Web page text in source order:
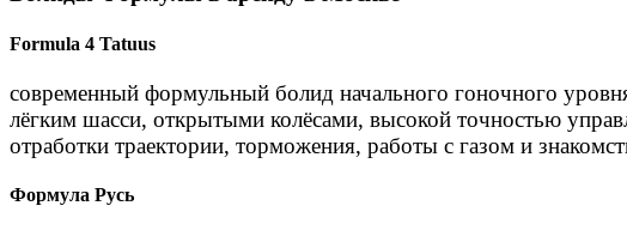
Formula 4 Tatuus
современный формульный болид начального гоночного
лёгким шасси, открытыми колёсами, высокой точностью
отработки траектории, торможения, работы с газом и
Формула Русь